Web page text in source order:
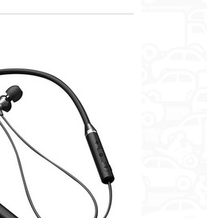
НАУШНИКИ
EARPHONE
BLACK
Отложить